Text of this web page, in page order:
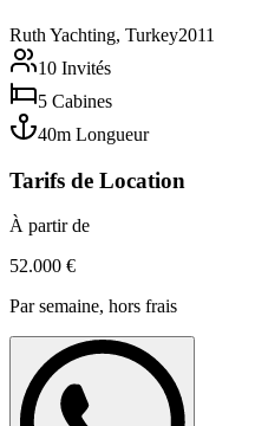
Ruth Yachting, Turkey2011
10 Invités
5 Cabines
40m Longueur
Tarifs de Location
À partir de
52.000 €
Par semaine, hors frais